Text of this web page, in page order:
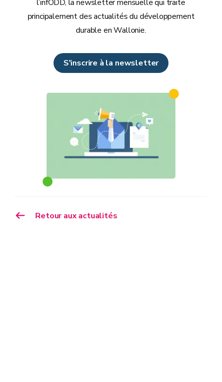
l’infODD, la newsletter mensuelle qui traite
principalement des actualités du développement
durable en Wallonie.
S'inscrire à la newsletter
Retour aux actualités